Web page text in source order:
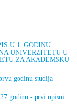
U 1. GODINU
UNIVERZITETU U
ZA AKADEMSKU
godinu studija
godinu - prvi upisni